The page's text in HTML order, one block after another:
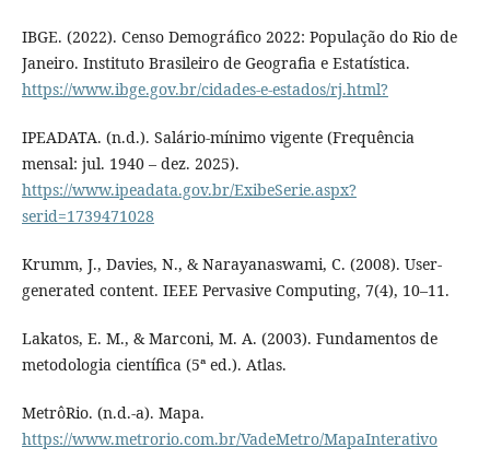
IBGE. (2022). Censo Demográfico 2022: População do Rio de
Janeiro. Instituto Brasileiro de Geografia e Estatística.
https://www.ibge.gov.br/cidades-e-estados/rj.html?
IPEADATA. (n.d.). Salário-mínimo vigente (Frequência
mensal: jul. 1940 – dez. 2025).
https://www.ipeadata.gov.br/ExibeSerie.aspx?
serid=1739471028
Krumm, J., Davies, N., & Narayanaswami, C. (2008). User-
generated content. IEEE Pervasive Computing, 7(4), 10–11.
Lakatos, E. M., & Marconi, M. A. (2003). Fundamentos de
metodologia científica (5ª ed.). Atlas.
MetrôRio. (n.d.-a). Mapa.
https://www.metrorio.com.br/VadeMetro/MapaInterativo